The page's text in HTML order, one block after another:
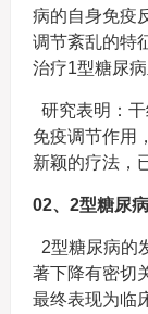
病的自身免疫
调节紊乱的特
治疗1型糖尿
研究表明：
免疫调节作用
新颖的疗法，
02、2型糖尿
2型糖尿病的
著下降有密切
最终表现为临